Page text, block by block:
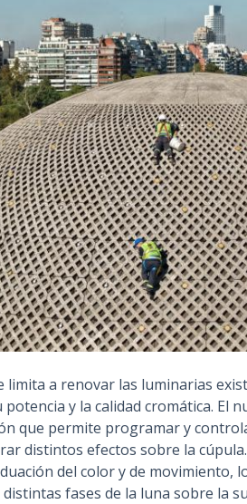
limita a renovar las luminarias
y la calidad cromática. El
que permite programar y
distintos efectos sobre la
del color y de movimiento,
fases de la luna sobre la